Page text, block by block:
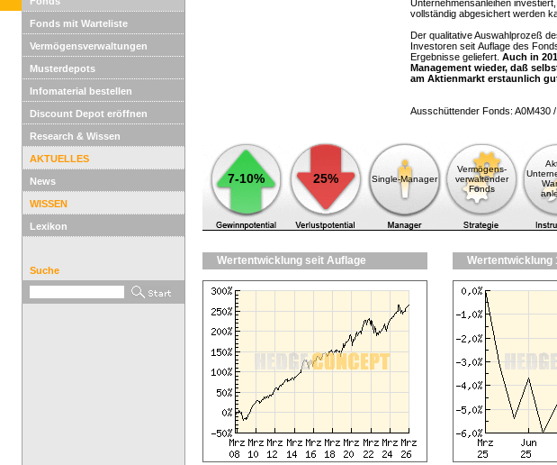
Fonds mit Warteliste
Vermögensverwaltungen
Musterdepots
Infomaterial bestellen
Discount Depot eröffnen
Research & Wissen
AKTUELLES
News
WISSEN
Lexikon
Suche
Unternehmensanleihen
vollständig abgesichert werden
Der qualitative Auswahlprozeß
Investoren seit Auflage des
Ergebnisse geliefert. Auch in
Management wieder, daß
am Aktienmarkt erstaunlich
Ausschüttender Fonds: A0M430 /
7-10% 25% Single-Manager
Vermögens-
verwaltender
Fonds
Wertentwicklung seit Auflage Wertentwicklung